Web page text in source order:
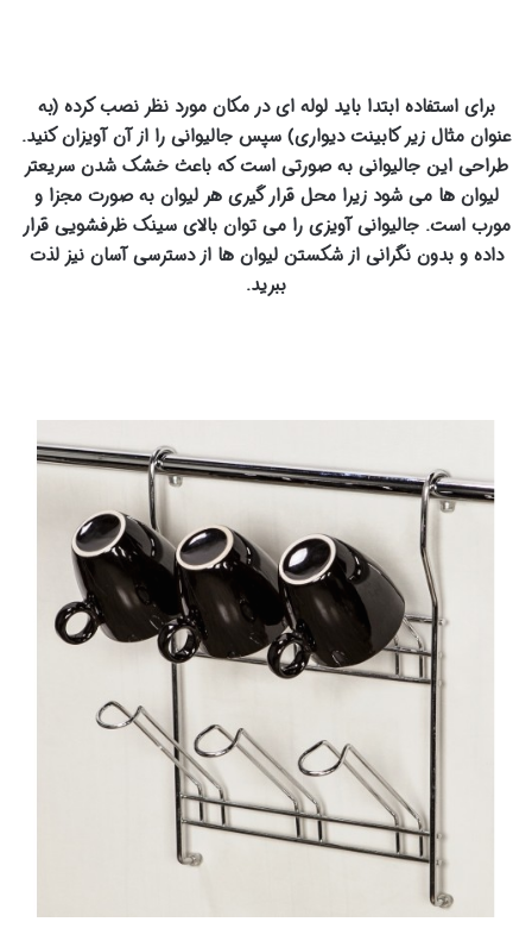
برای استفاده ابتدا باید لوله ای در مکان مورد نظر نصب کرده (به
عنوان مثال زیر کابینت دیواری) سپس جالیوانی را از آن آویزان کنید.
طراحی این جالیوانی به صورتی است که باعث خشک شدن سریعتر
لیوان ها می شود زیرا محل قرار گیری هر لیوان به صورت مجزا و
مورب است. جالیوانی آویزی را می توان بالای سینک ظرفشویی قرار
داده و بدون نگرانی از شکستن لیوان ها از دسترسی آسان نیز لذت
ببرید.